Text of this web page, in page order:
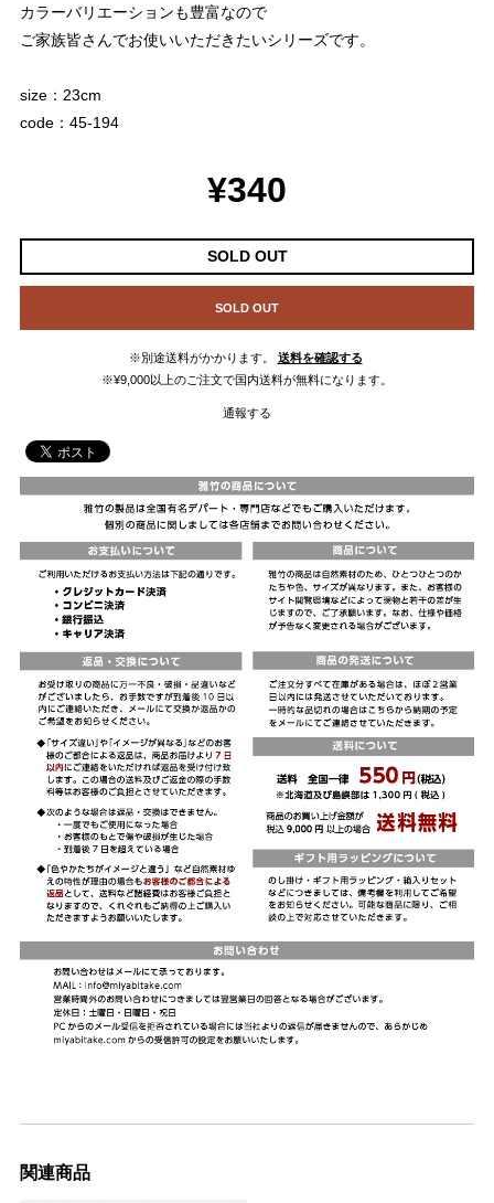
カラーバリエーションも豊富なので
ご家族皆さんでお使いいただきたいシリーズです。
size：23cm
code：45-194
¥340
SOLD OUT
SOLD OUT
※別途送料がかかります。
送料を確認する
※¥9,000以上のご注文で国内送料が無料になります。
通報する
関連商品